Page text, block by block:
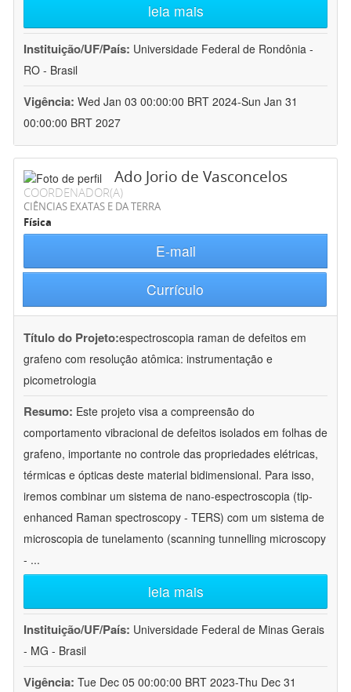
leia mais
Instituição/UF/País: Universidade Federal de Rondônia -
RO - Brasil
Vigência: Wed Jan 03 00:00:00 BRT 2024-Sun Jan 31
00:00:00 BRT 2027
Ado Jorio de Vasconcelos
COORDENADOR(A)
CIÊNCIAS EXATAS E DA TERRA
Física
E-mail
Currículo
Título do Projeto:espectroscopia raman de defeitos em
grafeno com resolução atômica: instrumentação e
picometrologia
Resumo: Este projeto visa a compreensão do
comportamento vibracional de defeitos isolados em folhas de
grafeno, importante no controle das propriedades elétricas,
térmicas e ópticas deste material bidimensional. Para isso,
iremos combinar um sistema de nano-espectroscopia (tip-
enhanced Raman spectroscopy - TERS) com um sistema de
microscopia de tunelamento (scanning tunnelling microscopy
- ...
leia mais
Instituição/UF/País: Universidade Federal de Minas Gerais
- MG - Brasil
Vigência: Tue Dec 05 00:00:00 BRT 2023-Thu Dec 31